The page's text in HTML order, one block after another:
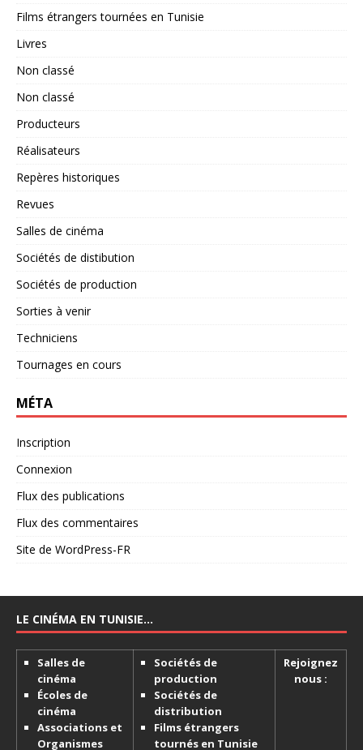
Films étrangers tournées en Tunisie
Livres
Non classé
Non classé
Producteurs
Réalisateurs
Repères historiques
Revues
Salles de cinéma
Sociétés de distibution
Sociétés de production
Sorties à venir
Techniciens
Tournages en cours
MÉTA
Inscription
Connexion
Flux des publications
Flux des commentaires
Site de WordPress-FR
LE CINÉMA EN TUNISIE…
Salles de
cinéma
Écoles de
cinéma
Associations et
Organismes
Sociétés de
production
Sociétés de
distribution
Films étrangers
tournés en Tunisie
Rejoignez
nous :